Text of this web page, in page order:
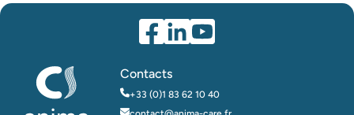
Contacts
+33 (0)1 83 62 10 40